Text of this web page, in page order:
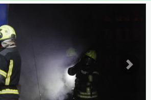
in Amazzonia ai minimi da un decennio
in Amazzonia ai minimi da un decennio
da presidente della Colombia e promette la